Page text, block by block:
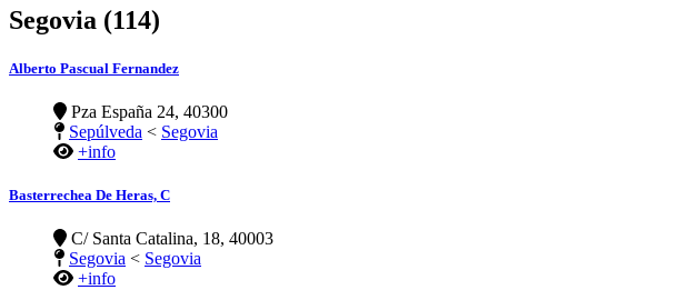
Segovia (114)
Alberto Pascual Fernandez
Pza España 24, 40300
Sepúlveda < Segovia
+info
Basterrechea De Heras, C
C/ Santa Catalina, 18, 40003
Segovia < Segovia
+info